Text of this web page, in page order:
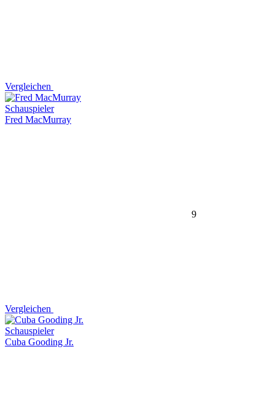
Vergleichen
Schauspieler
Fred MacMurray
9
Vergleichen
Schauspieler
Cuba Gooding Jr.